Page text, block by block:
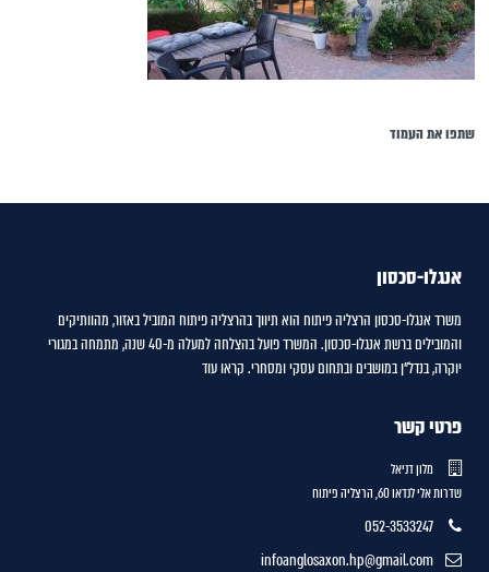
שתפו את העמוד
אנגלו-סכסון
משרד אנגלו-סכסון הרצליה פיתוח הוא תיווך בהרצליה פיתוח המוביל באזור, מהוותיקים
והמובילים ברשת אנגלו-סכסון. המשרד פועל בהצלחה למעלה מ-40 שנה, מתמחה במגורי
יוקרה, בנדל"ן במושבים ובתחום עסקי ומסחרי. קראו עוד
פרטי קשר
מלון דניאל
שדרות אלי לנדאו 60, הרצליה פיתוח
052-3533247
infoanglosaxon.hp@gmail.com